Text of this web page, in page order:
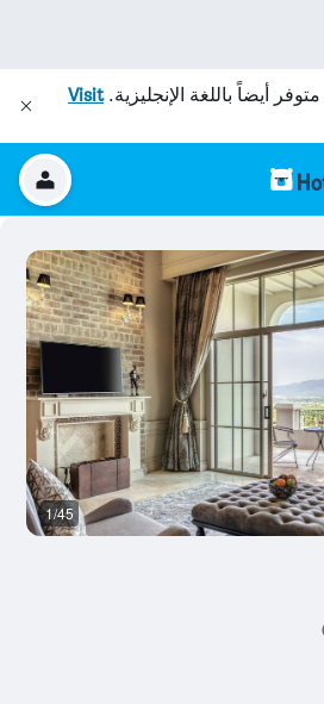
متوفر أيضاً باللغة الإنجليزية.Visit
1/45